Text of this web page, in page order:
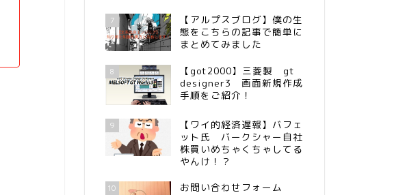
7
【アルプスブログ】僕の生
態をこちらの記事で簡単に
まとめてみました
8
【got2000】三菱製 gt
designer3 画面新規作成
手順をご紹介！
9
【ワイ的経済遅報】バフェ
ット氏 バークシャー自社
株買いめちゃくちゃしてる
やんけ！？
10 お問い合わせフォーム